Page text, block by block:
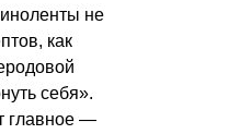
не
как
себя».
главное —